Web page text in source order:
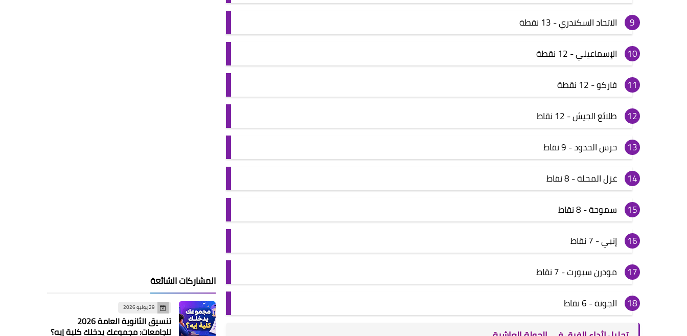
الاتحاد السكندري - 13 نقطة
الإسماعيلي - 12 نقطة
فاركو - 12 نقطة
طلائع الجيش - 12 نقاط
حرس الحدود - 9 نقاط
غزل المحلة - 8 نقاط
سموحة - 8 نقاط
إنبي - 7 نقاط
مودرن سبورت - 7 نقاط
الجونة - 6 نقاط
المشاركات الشائعة
29 يوليو 2026
تنسيق الثانوية العامة 2026
للجامعات: مجموعك يدخلك كلية إيه؟